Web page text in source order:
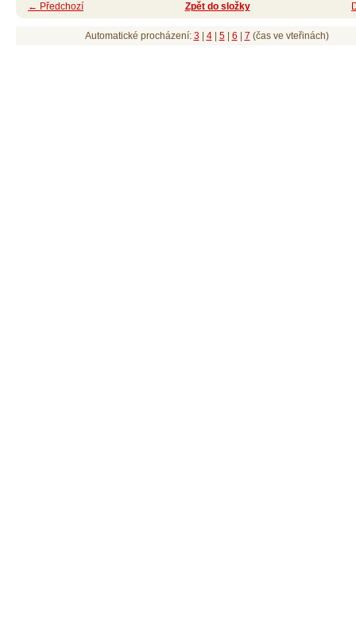
← Předchozí Zpět do složky
Automatické procházení: 3| 4| 5| 6 7 (čas ve vteřinách)